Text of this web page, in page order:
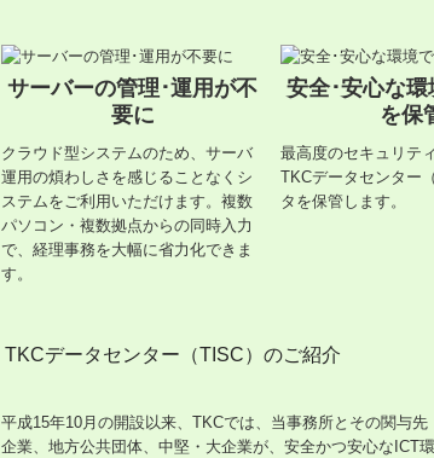
サーバーの管理･運用が不
要に
クラウド型システムのため、サーバ
運用の煩わしさを感じることなくシ
ステムをご利用いただけます。複数
パソコン・複数拠点からの同時入力
で、経理事務を大幅に省力化できま
す。
安全･安心な環
を保
最高度のセキュリテ
TKCデータセンター
タを保管します。
TKCデータセンター（TISC）のご紹介
平成15年10月の開設以来、TKCでは、当事務所とその関与先
企業、地方公共団体、中堅・大企業が、安全かつ安心なICT環